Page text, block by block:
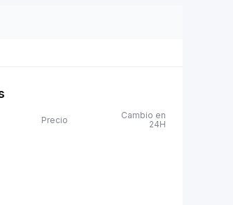
Precio
Cambio en
24H